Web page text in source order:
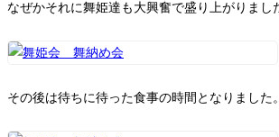
なぜかそれに舞姫達も大興奮で盛り上がりまし
その後は待ちに待った食事の時間となりました。